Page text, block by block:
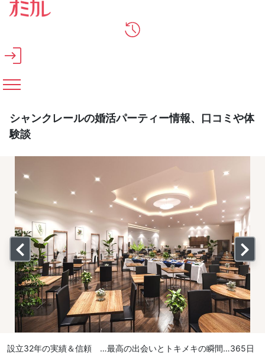
メインコンテンツへスキップ
シャンクレールの婚活パーティー情報、口コミや体
験談
設立32年の実績＆信頼 …最高の出会いとトキメキの瞬間…365日